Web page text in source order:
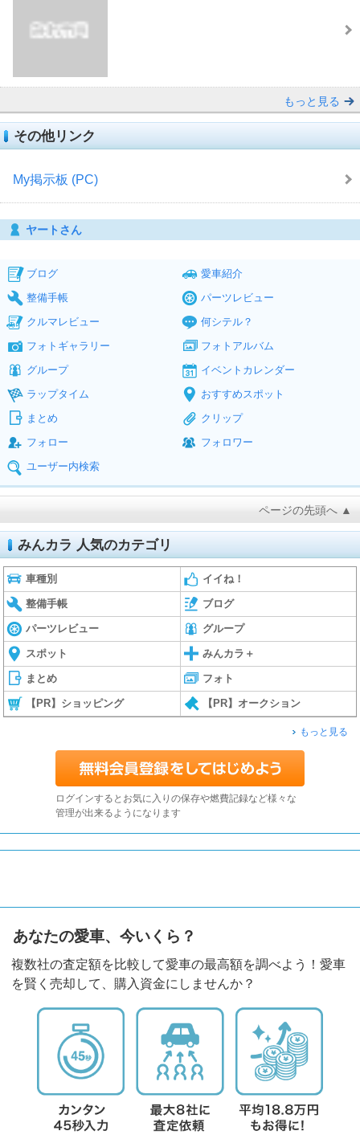
もっと見る
その他リンク
My掲示板 (PC)
ヤートさん
ブログ
愛車紹介
整備手帳
パーツレビュー
クルマレビュー
何シテル？
フォトギャラリー
フォトアルバム
グループ
イベントカレンダー
ラップタイム
おすすめスポット
まとめ
クリップ
フォロー
フォロワー
ユーザー内検索
ページの先頭へ ▲
みんカラ 人気のカテゴリ
車種別 イイね！
整備手帳 ブログ
パーツレビュー グループ
スポット みんカラ＋
まとめ フォト
【PR】ショッピング 【PR】オークション
もっと見る
ログインするとお気に入りの保存や燃費記録など様々な
管理が出来るようになります
あなたの愛車、今いくら？
複数社の査定額を比較して愛車の最高額を調べよう！愛車
を賢く売却して、購入資金にしませんか？